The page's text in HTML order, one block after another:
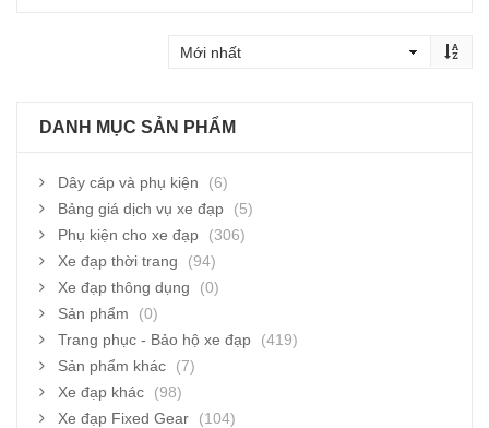
DANH MỤC SẢN PHẨM
Dây cáp và phụ kiện
(6)
Bảng giá dịch vụ xe đạp
(5)
Phụ kiện cho xe đạp
(306)
Xe đạp thời trang
(94)
Xe đạp thông dụng
(0)
Sản phẩm
(0)
Trang phục - Bảo hộ xe đạp
(419)
Sản phẩm khác
(7)
Xe đạp khác
(98)
Xe đạp Fixed Gear
(104)